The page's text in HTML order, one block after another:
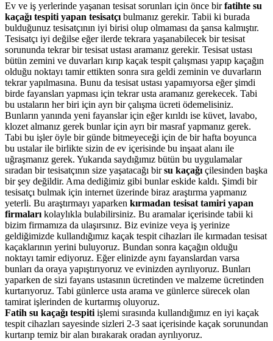
Ev ve iş yerlerinde yaşanan tesisat sorunları için önce birfatihte su
kaçağı tespiti yapan tesisatçı bulmanız gerekir. Tabii ki burada
bulduğunuz tesisatçının iyi birisi olup olmaması da şansa kalmıştır.
Tesisatçı iyi değilse eğer ilerde tekrara yaşanabilecek bir tesisat
sorununda tekrar bir tesisat ustası aramanız gerekir. Tesisat ustası
bütün zemini ve duvarları kırıp kaçak tespit çalışması yapıp kaçağın
olduğu noktayı tamir ettikten sonra sıra geldi zeminin ve duvarların
tekrar yapılmasına. Bunu da tesisat ustası yapamıyorsa eğer şimdi
birde fayansları yapması için tekrar usta aramanız gerekecek. Tabi
bu ustaların her biri için ayrı bir çalışma ücreti ödemelisiniz.
Bunların yanında yeni fayanslar için eğer kırıldı ise küvet, lavabo,
klozet almanız gerek bunlar için ayrı bir masraf yapmanız gerek.
Tabi bu işler öyle bir günde bitmeyeceği için de bir hafta boyunca
bu ustalar ile birlikte sizin de ev içerisinde bu inşaat alanı ile
uğraşmanız gerek. Yukarıda saydığımız bütün bu uygulamalar
sıradan bir tesisatçının size yaşatacağı birsu kaçağı çilesinden başka
bir şey değildir. Ama dediğimiz gibi bunlar eskide kaldı. Şimdi bir
tesisatçı bulmak için internet üzerinde biraz araştırma yapmanız
yeterli. Bu araştırmayı yaparken kırmadan tesisat tamiri yapan
firmaları kolaylıkla bulabilirsiniz. Bu aramalar içerisinde tabii ki
bizim firmamıza da ulaşırsınız. Biz evinize veya iş yerinize
geldiğimizde kullandığımız kaçak tespit cihazları ile kırmadan tesisat
kaçaklarının yerini buluyoruz. Bundan sonra kaçağın olduğu
noktayı tamir ediyoruz. Eğer elinizde aynı fayanslardan varsa
bunları da oraya yapıştırıyoruz ve evinizden ayrılıyoruz. Bunları
yaparken de sizi fayans ustasının ücretinden ve malzeme ücretinden
kurtarıyoruz. Tabi günlerce usta arama ve günlerce sürecek olan
tamirat işlerinden de kurtarmış oluyoruz.
Fatih su kaçağı tespiti işlemi sırasında kullandığımız en iyi kaçak
tespit cihazları sayesinde sizleri 2-3 saat içerisinde kaçak sorunundan
kurtarıp temiz bir alan bırakarak oradan ayrılıyoruz.